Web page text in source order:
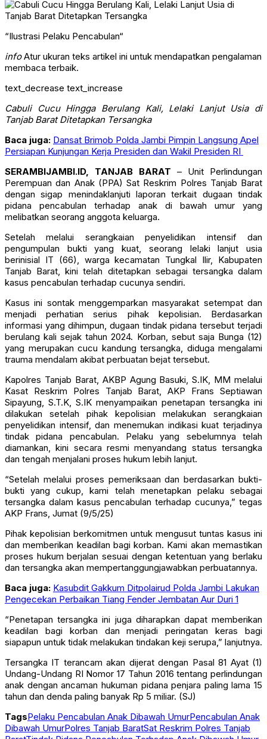
“Ilustrasi Pelaku Pencabulan“
infoAtur ukuran teks artikel ini untuk mendapatkan pengalaman
membaca terbaik.
text_decrease text_increase
Cabuli Cucu Hingga Berulang Kali, Lelaki Lanjut Usia di
Tanjab Barat Ditetapkan Tersangka
Baca juga: Dansat Brimob Polda Jambi Pimpin Langsung Apel
Persiapan Kunjungan Kerja Presiden dan Wakil Presiden RI
SERAMBIJAMBI.ID, TANJAB BARAT – Unit Perlindungan
Perempuan dan Anak (PPA) Sat Reskrim Polres Tanjab Barat
dengan sigap menindaklanjuti laporan terkait dugaan tindak
pidana pencabulan terhadap anak di bawah umur yang
melibatkan seorang anggota keluarga.
Setelah melalui serangkaian penyelidikan intensif dan
pengumpulan bukti yang kuat, seorang lelaki lanjut usia
berinisial IT (66), warga kecamatan Tungkal Ilir, Kabupaten
Tanjab Barat, kini telah ditetapkan sebagai tersangka dalam
kasus pencabulan terhadap cucunya sendiri.
Kasus ini sontak menggemparkan masyarakat setempat dan
menjadi perhatian serius pihak kepolisian. Berdasarkan
informasi yang dihimpun, dugaan tindak pidana tersebut terjadi
berulang kali sejak tahun 2024. Korban, sebut saja Bunga (12)
yang merupakan cucu kandung tersangka, diduga mengalami
trauma mendalam akibat perbuatan bejat tersebut.
Kapolres Tanjab Barat, AKBP Agung Basuki, S.IK, MM melalui
Kasat Reskrim Polres Tanjab Barat, AKP Frans Septiawan
Sipayung, S.T.K, S.IK menyampaikan penetapan tersangka ini
dilakukan setelah pihak kepolisian melakukan serangkaian
penyelidikan intensif, dan menemukan indikasi kuat terjadinya
tindak pidana pencabulan. Pelaku yang sebelumnya telah
diamankan, kini secara resmi menyandang status tersangka
dan tengah menjalani proses hukum lebih lanjut.
“Setelah melalui proses pemeriksaan dan berdasarkan bukti-
bukti yang cukup, kami telah menetapkan pelaku sebagai
tersangka dalam kasus pencabulan terhadap cucunya,” tegas
AKP Frans, Jumat (9/5/25)
Pihak kepolisian berkomitmen untuk mengusut tuntas kasus ini
dan memberikan keadilan bagi korban. Kami akan memastikan
proses hukum berjalan sesuai dengan ketentuan yang berlaku
dan tersangka akan mempertanggungjawabkan perbuatannya.
Baca juga: Kasubdit Gakkum Ditpolairud Polda Jambi Lakukan
Pengecekan Perbaikan Tiang Fender Jembatan Aur Duri 1
“Penetapan tersangka ini juga diharapkan dapat memberikan
keadilan bagi korban dan menjadi peringatan keras bagi
siapapun untuk tidak melakukan tindakan keji serupa,” lanjutnya.
Tersangka IT terancam akan dijerat dengan Pasal 81 Ayat (1)
Undang-Undang RI Nomor 17 Tahun 2016 tentang perlindungan
anak dengan ancaman hukuman pidana penjara paling lama 15
tahun dan denda paling banyak Rp 5 miliar. (SJ)
TagsPelaku Pencabulan Anak Dibawah UmurPencabulan Anak
Dibawah UmurPolres Tanjab BaratSat Reskrim Polres Tanjab